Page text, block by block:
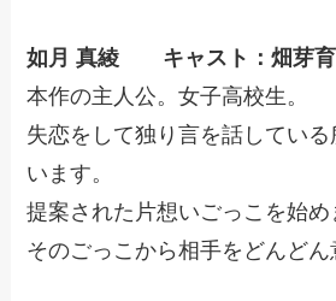
如月 真綾 キャスト：畑芽育
本作の主人公。女子高校生。
失恋をして独り言を話している
います。
提案された片想いごっこを始め
そのごっこから相手をどんどん